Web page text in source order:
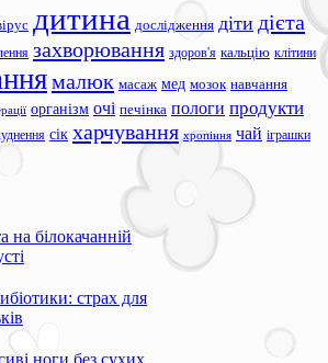
дитина дослідження діти дієта
захворювання здоров'я кальцію клітини
малюк масаж мед мозок навчання
організм очі печінка пологи продукти
сік харчування хропіння чай іграшки
на білокачанній
страх для